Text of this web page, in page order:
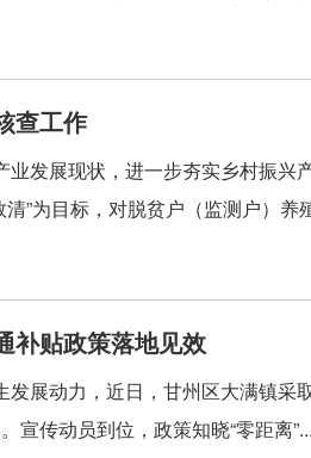
查工作
发展现状，进一步夯实乡村振兴
”为目标，对脱贫户（监测户）养
补贴政策落地见效
展动力，近日，甘州区大满镇采
宣传动员到位，政策知晓“零距离”...